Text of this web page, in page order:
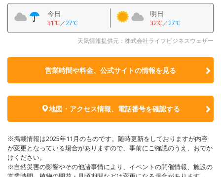
今日
31℃／27℃
明日
32℃／27℃
天気情報提供元：株式会社ライフビジネスウェザー
営業時間や料金、公式サイトの情報を見る
地図・アクセス情報、電話番号を確認する
※掲載情報は2025年11月のものです。随時更新をしておりますが内容
が変更となっている場合がありますので、事前にご確認のうえ、おでか
けください。
※自然災害の影響やその他諸事情により、イベントの開催情報、施設の